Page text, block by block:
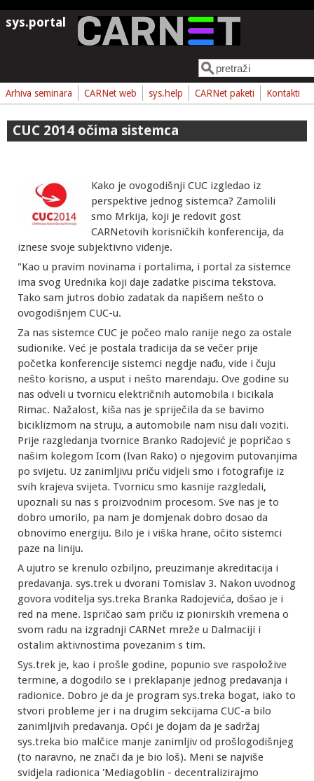
Skoči na glavni sadržaj
sys.portal
Obrazac pretrage
Pretraga
Arhiva seminara CARNet web sys.help CARNet paketi Kontakti
CUC 2014 očima sistemca
Kako je ovogodišnji CUC izgledao iz
perspektive jednog sistemca? Zamolili
smo Mrkija, koji je redovit gost
CARNetovih korisničkih konferencija, da
iznese svoje subjektivno viđenje.
"Kao u pravim novinama i portalima, i portal za sistemce
ima svog Urednika koji daje zadatke piscima tekstova.
Tako sam jutros dobio zadatak da napišem nešto o
ovogodišnjem CUC-u.
Za nas sistemce CUC je počeo malo ranije nego za ostale
sudionike. Već je postala tradicija da se večer prije
početka konferencije sistemci negdje nađu, vide i čuju
nešto korisno, a usput i nešto marendaju. Ove godine su
nas odveli u tvornicu električnih automobila i bicikala
Rimac. Nažalost, kiša nas je spriječila da se bavimo
biciklizmom na struju, a automobile nam nisu dali voziti.
Prije razgledanja tvornice Branko Radojević je popričao s
našim kolegom Icom (Ivan Rako) o njegovim putovanjima
po svijetu. Uz zanimljivu priču vidjeli smo i fotografije iz
svih krajeva svijeta. Tvornicu smo kasnije razgledali,
upoznali su nas s proizvodnim procesom. Sve nas je to
dobro umorilo, pa nam je domjenak dobro dosao da
obnovimo energiju. Bilo je i viška hrane, očito sistemci
paze na liniju.
A ujutro se krenulo ozbiljno, preuzimanje akreditacija i
predavanja. sys.trek u dvorani Tomislav 3. Nakon uvodnog
govora voditelja sys.treka Branka Radojevića, došao je i
red na mene. Ispričao sam priču iz pionirskih vremena o
svom radu na izgradnji CARNet mreže u Dalmaciji i
ostalim aktivnostima povezanim s tim.
Sys.trek je, kao i prošle godine, popunio sve raspoložive
termine, a dogodilo se i preklapanje jednog predavanja i
radionice. Dobro je da je program sys.treka bogat, iako to
stvori probleme jer i na drugim sekcijama CUC-a bilo
zanimljivih predavanja. Opći je dojam da je sadržaj
sys.treka bio malčice manje zanimljiv od prošlogodišnjeg
(to naravno, ne znači da je bio loš). Meni se najviše
svidjela radionica 'Mediagoblin - decentralizirajmo